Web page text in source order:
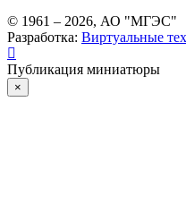
© 1961 – 2026, АО "МГЭС"
Разработка: Виртуальные
Публикация миниатюры
×